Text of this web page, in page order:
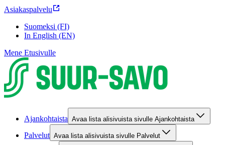
Asiakaspalvelu
Suomeksi (FI)
In English (EN)
Mene Etusivulle
Ajankohtaista Avaa lista alisivuista sivulle Ajankohtaista
Palvelut Avaa lista alisivuista sivulle Palvelut